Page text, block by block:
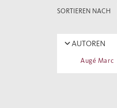
SORTIEREN NACH
AUTOREN
Augé Marc